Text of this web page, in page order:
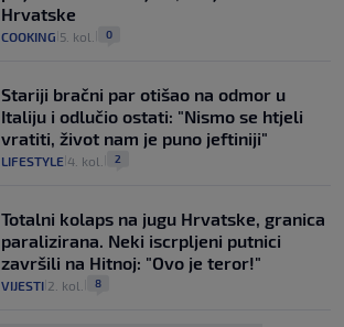
Hrvatske
COOKING 5. kol. 0
Stariji bračni par otišao na odmor u
Italiju i odlučio ostati: "Nismo se htjeli
vratiti, život nam je puno jeftiniji"
LIFESTYLE 4. kol. 2
Totalni kolaps na jugu Hrvatske, granica
paralizirana. Neki iscrpljeni putnici
završili na Hitnoj: "Ovo je teror!"
VIJESTI 2. kol. 8